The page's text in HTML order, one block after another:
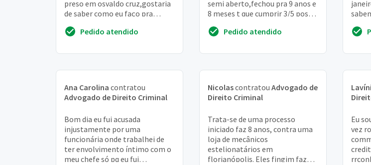
preso em osvaldo cruz,gostaria
de saber como eu faço pra
ele,pra def...
Pedido atendido
semi aberto,fechou pra 9 anos e
8 meses t que cumprir 3/5 posso
no fin...Pedido atendido
Ana Carolina contratou
Advogado de Direito Criminal
Bom dia eu fui acusada
injustamente por uma
funcionária onde trabalhei de
ter envolvimento íntimo com o
meu chefe só pq eu fui
Nicolascontratou Advogado de
Direito Criminal
Trata-se de uma processo
iniciado faz 8 anos, contra uma
loja de mecânicos
estelionatários em
florianópolis. Eles fingim fazer
Eu
vez